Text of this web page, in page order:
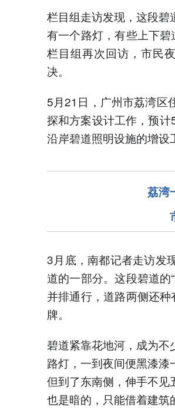
栏目组走访发现，这段
有一个路灯，有些上下碧
栏目组再次回访，市民
决。
5月21日，广州市荔湾区
探和方案设计工作，预
沿岸碧道照明设施的增设
荔湾
3月底，南都记者走访发
道的一部分。这段碧道的
并排通行，道路两侧还
牌。
碧道紧靠花地河，成为
路灯，一到夜间便黑漆漆
但到了东南侧，伸手不
也是暗的，只能借着建